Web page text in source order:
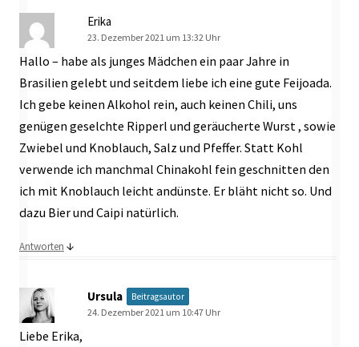
Erika
23. Dezember 2021 um 13:32 Uhr
Hallo – habe als junges Mädchen ein paar Jahre in
Brasilien gelebt und seitdem liebe ich eine gute Feijoada.
Ich gebe keinen Alkohol rein, auch keinen Chili, uns
genügen geselchte Ripperl und geräucherte Wurst , sowie
Zwiebel und Knoblauch, Salz und Pfeffer. Statt Kohl
verwende ich manchmal Chinakohl fein geschnitten den
ich mit Knoblauch leicht andünste. Er bläht nicht so. Und
dazu Bier und Caipi natürlich.
Antworten ↓
Ursula Beitragsautor
24. Dezember 2021 um 10:47 Uhr
Liebe Erika,